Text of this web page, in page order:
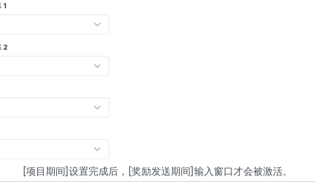
[项目期间]设置完成后，[奖励发送期间]输入窗口才会被激活。